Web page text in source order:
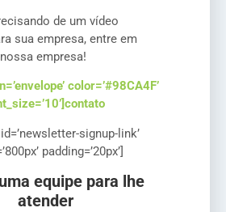
de um vídeo
sua empresa, entre em
empresa!
color=’#98CA4F’
signup-link’
padding=’20px’]
equipe para lhe
atender